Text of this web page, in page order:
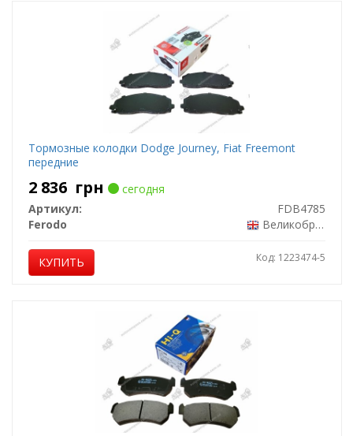
Тормозные колодки Dodge Journey, Fiat Freemont
передние
2 836 грн
сегодня
Артикул:
FDB4785
Ferodo
Великобритания
КУПИТЬ Код: 1223474-5